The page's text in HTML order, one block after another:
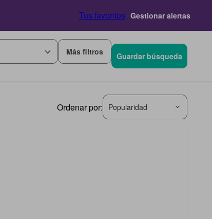
Tus favoritos Gestionar alertas
Más filtros Guardar búsqueda
Ordenar por: Popularidad